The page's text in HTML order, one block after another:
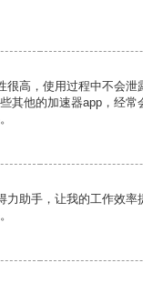
很高，使用过程中不会泄
其他的加速器app，经常
力助手，让我的工作效率